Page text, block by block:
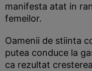
manifesta atat in
femeilor.
Oamenii de stiinta
putea conduce la
ca rezultat